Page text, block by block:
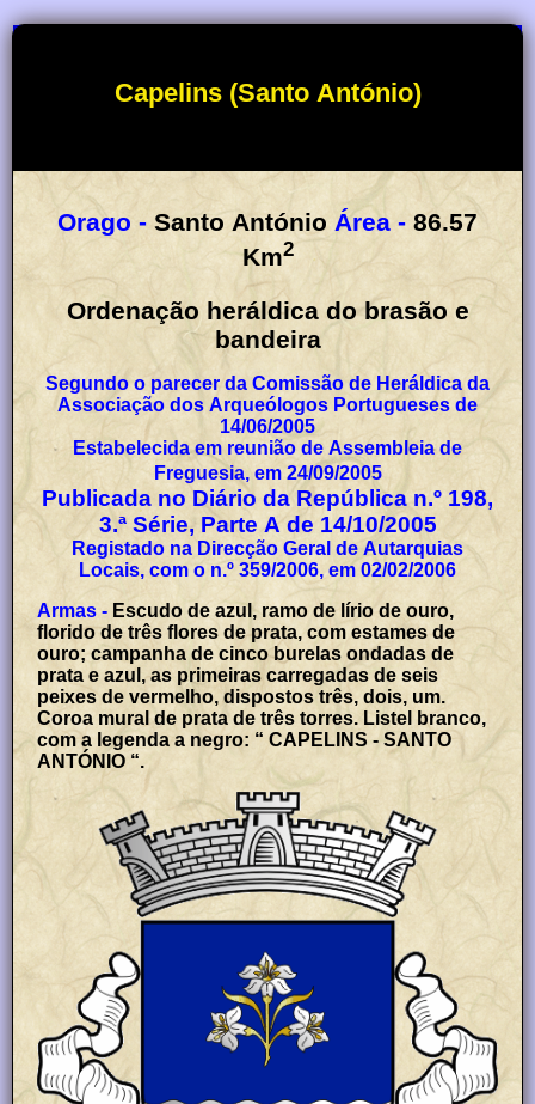
Capelins (Santo António)
Orago - Santo António Área - 86.57
Km2
Ordenação heráldica do brasão e
bandeira
Segundo o parecer da Comissão de Heráldica da
Associação dos Arqueólogos Portugueses de
14/06/2005
Estabelecida em reunião de Assembleia de
Freguesia, em 24/09/2005
Publicada no Diário da República n.º 198,
3.ª Série, Parte A de 14/10/2005
Registado na Direcção Geral de Autarquias
Locais, com o n.º 359/2006, em 02/02/2006
Armas - Escudo de azul, ramo de lírio de ouro,
florido de três flores de prata, com estames de
ouro; campanha de cinco burelas ondadas de
prata e azul, as primeiras carregadas de seis
peixes de vermelho, dispostos três, dois, um.
Coroa mural de prata de três torres. Listel branco,
com a legenda a negro: “ CAPELINS - SANTO
ANTÓNIO “.